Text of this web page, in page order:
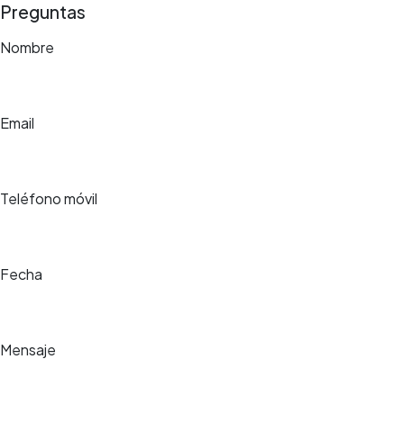
Preguntas
Nombre
Email
Teléfono móvil
Fecha
Mensaje